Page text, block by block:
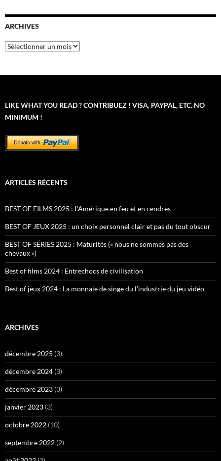
ARCHIVES
Archives
LIKE WHAT YOU READ ? CONTRIBUEZ ! VISA, PAYPAL, ETC. NO
MINIMUM !
ARTICLES RÉCENTS
BEST OF FILMS 2025 : L’Amérique en feu et en cendres
BEST OF JEUX 2025 : un choix personnel clair et pas du tout obscur
BEST OF SÉRIES 2025 : Maturités (« nous ne sommes pas des
chevaux »)
Best of films 2024 : Entrechocs de civilisation
Best of jeux 2024 : La monnaie de singe du l’industrie du jeu vidéo
ARCHIVES
décembre 2025 (3)
décembre 2024 (3)
décembre 2023 (3)
janvier 2023 (3)
octobre 2022 (10)
septembre 2022 (2)